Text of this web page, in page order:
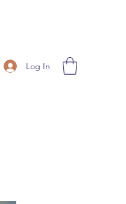
Log In